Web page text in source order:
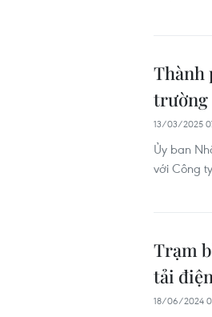
Thành
trường
13/03/2025
Ủy ban
với Công
Trạm
tải
18/06/2024